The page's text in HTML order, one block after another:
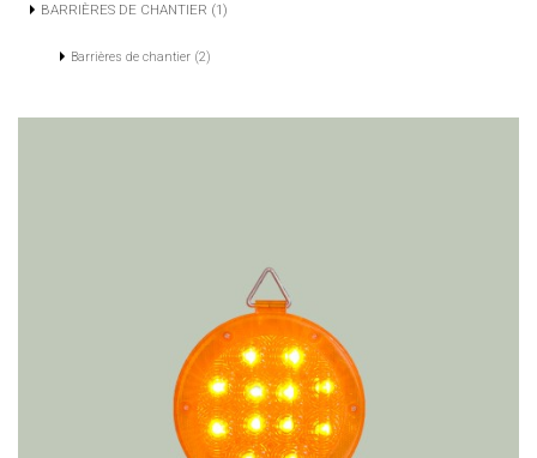
BARRIÈRES DE CHANTIER (1)
Barrières de chantier (2)